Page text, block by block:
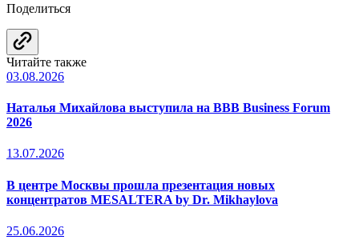
Поделиться
Читайте также
03.08.2026
Наталья Михайлова выступила на BBB Business Forum
2026
13.07.2026
В центре Москвы прошла презентация новых
концентратов MESALTERA by Dr. Mikhaylova
25.06.2026